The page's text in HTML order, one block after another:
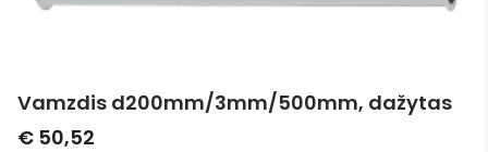
Vamzdis d200mm/3mm/500mm, dažytas
€ 50,52